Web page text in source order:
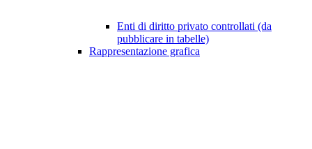
Enti di diritto privato controllati (da
pubblicare in tabelle)
Rappresentazione grafica